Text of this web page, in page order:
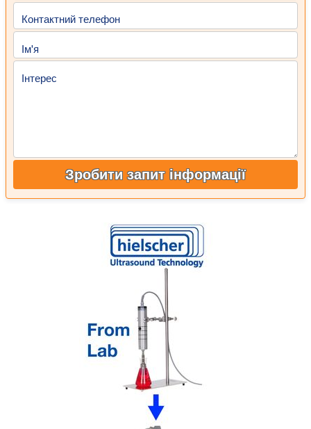
Контактний телефон
Ім'я
Інтерес
Зробити запит інформації